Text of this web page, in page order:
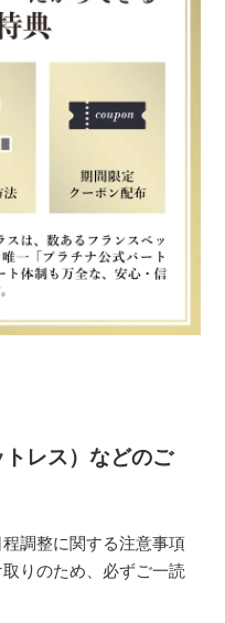
レス）などのご
調整に関する注意事項
りのため、必ずご一読